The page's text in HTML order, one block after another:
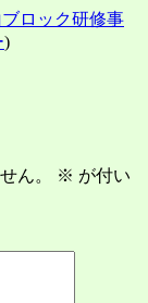
ロック研修事
)
ん。 ※ が付い